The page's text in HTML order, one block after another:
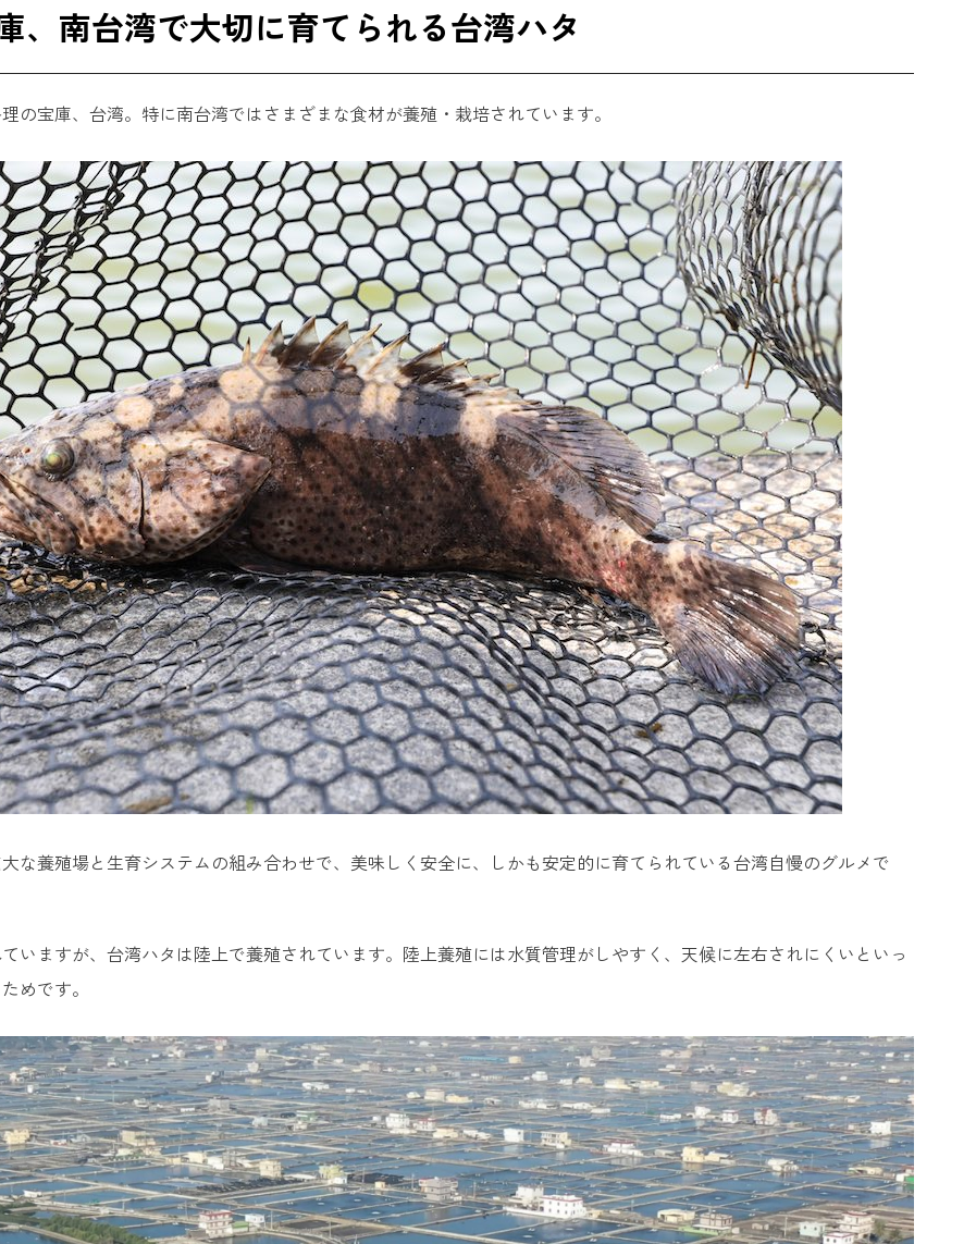
、南台湾で大切に育てられる台湾ハタ
の宝庫、台湾。特に南台湾ではさまざまな食材が養殖・栽培されています。
な養殖場と生育システムの組み合わせで、美味しく安全に、しかも安定的に育てられている台湾自慢のグルメで
いますが、台湾ハタは陸上で養殖されています。陸上養殖には水質管理がしやすく、天候に左右されにくいといっ
めです。